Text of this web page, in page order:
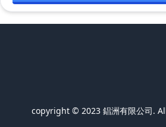
copyright © 2023 錩洲有限公司.